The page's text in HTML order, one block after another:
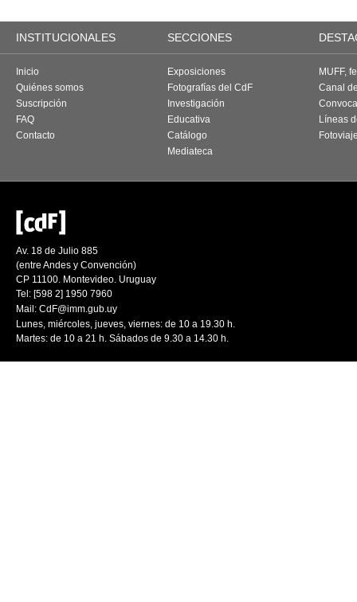
INSTITUCIONALES SECCIONES
Inicio
Quiénes somos
Suscripción
FAQ
Contacto
Exposiciones
Fotografías del CdF
Investigación
Educativa
Catálogo
Mediateca
MUFF,
Canal
Líneas
Av. 18 de Julio 885
(entre Andes y Convención)
CP 11100. Montevideo. Uruguay
Tel: [598 2] 1950 7960
Mail: CdF@imm.gub.uy
Lunes, miércoles, jueves, viernes: de 10 a 19.30 h.
Martes: de 10 a 21 h. Sábados de 9.30 a 14.30 h.